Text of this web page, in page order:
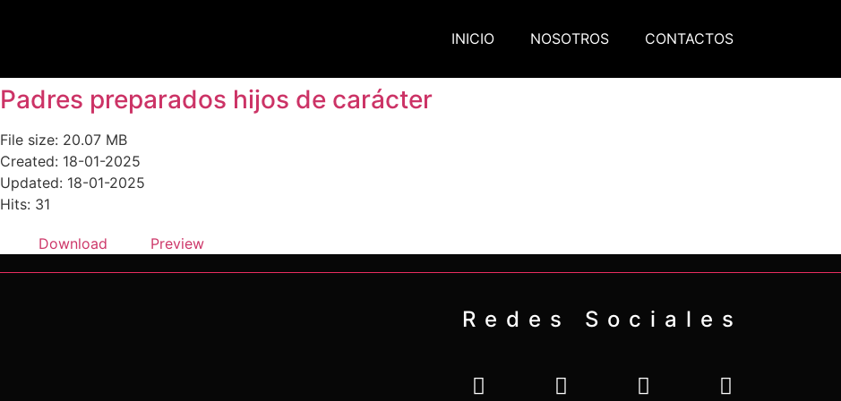
INICIO NOSOTROS CONTACTOS
Padres preparados hijos de carácter
File size: 20.07 MB
Created: 18-01-2025
Updated: 18-01-2025
Hits: 31
Download Preview
Redes Sociales